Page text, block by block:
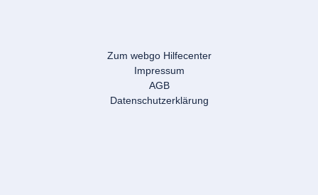
Zum webgo Hilfecenter
Impressum
AGB
Datenschutzerklärung